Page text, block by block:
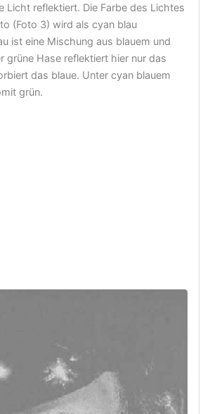
Licht reflektiert. Die Farbe des Lichtes
(Foto 3) wird als cyan blau
ist eine Mischung aus blauem und
grüne Hase reflektiert hier nur das
das blaue. Unter cyan blauem
grün.